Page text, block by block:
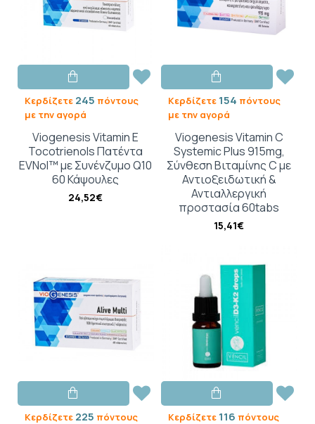
Κερδίζετε 245 πόντους
με την αγορά
Viogenesis Vitamin E
Tocotrienols Πατέντα
EVNol™ με Συνένζυμο Q10
60 Κάψουλες
24,52€
Κερδίζετε 154 πόντους
με την αγορά
Viogenesis Vitamin C
Systemic Plus 915mg,
Σύνθεση Βιταμίνης C με
Αντιοξειδωτική &
Αντιαλλεργική
προστασία 60tabs
15,41€
Κερδίζετε 225 πόντους
Κερδίζετε 116 πόντους